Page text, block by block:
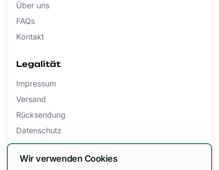
Über uns
FAQs
Kontakt
Legalität
Impressum
Versand
Rücksendung
Datenschutz
Barrierefreiheit
AGB
Wir verwenden Cookies